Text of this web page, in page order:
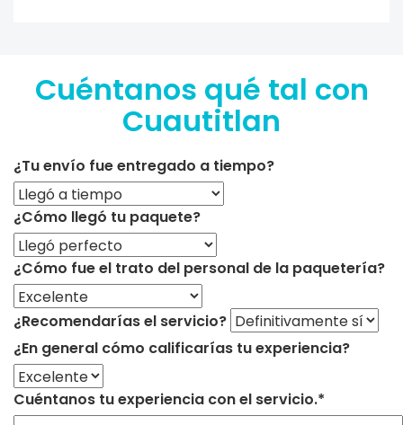
Cuéntanos qué tal con
Cuautitlan
¿Tu envío fue entregado a tiempo?
¿Cómo llegó tu paquete?
¿Cómo fue el trato del personal de la paquetería?
¿Recomendarías el servicio?
¿En general cómo calificarías tu experiencia?
Cuéntanos tu experiencia con el servicio.*